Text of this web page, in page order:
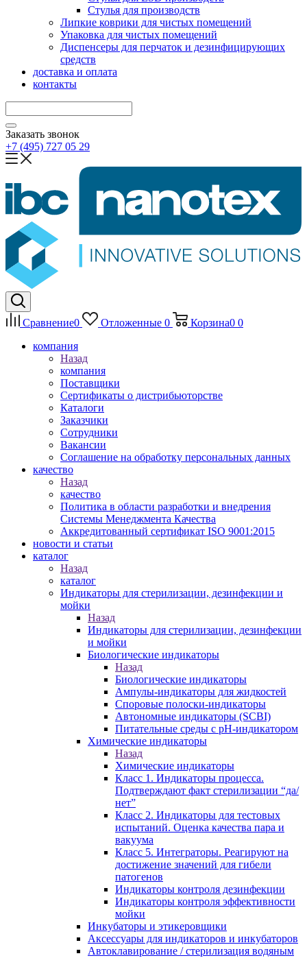
Стулья для производств
Липкие коврики для чистых помещений
Упаковка для чистых помещений
Диспенсеры для перчаток и дезинфицирующих
средств
доставка и оплата
контакты
Заказать звонок
+7 (495) 727 05 29
Сравнение0 Отложенные 0 Корзина0 0
компания
Назад
компания
Поставщики
Сертификаты о дистрибьюторстве
Каталоги
Заказчики
Сотрудники
Вакансии
Соглашение на обработку персональных данных
качество
Назад
качество
Политика в области разработки и внедрения
Системы Менеджмента Качества
Аккредитованный сертификат ISO 9001:2015
новости и статьи
каталог
Назад
каталог
Индикаторы для стерилизации, дезинфекции и
мойки
Назад
Индикаторы для стерилизации, дезинфекции
и мойки
Биологические индикаторы
Назад
Биологические индикаторы
Ампулы-индикаторы для жидкостей
Споровые полоски-индикаторы
Автономные индикаторы (SCBI)
Питательные среды с рН-индикатором
Химические индикаторы
Назад
Химические индикаторы
Класс 1. Индикаторы процесса.
Подтверждают факт стерилизации “да/
нет”
Класс 2. Индикаторы для тестовых
испытаний. Оценка качества пара и
вакуума
Класс 5. Интеграторы. Реагируют на
достижение значений для гибели
патогенов
Индикаторы контроля дезинфекции
Индикаторы контроля эффективности
мойки
Инкубаторы и этикеровщики
Аксессуары для индикаторов и инкубаторов
Автоклавирование / стерилизация водяным